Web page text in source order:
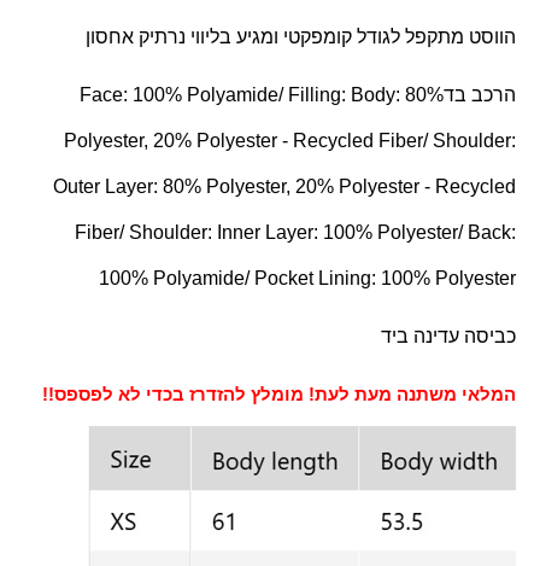
הווסט מתקפל לגודל קומפקטי ומגיע בליווי נרתיק אחסון
הרכב בדFace: 100% Polyamide/ Filling: Body: 80%
Polyester, 20% Polyester - Recycled Fiber/ Shoulder:
Outer Layer: 80% Polyester, 20% Polyester - Recycled
Fiber/ Shoulder: Inner Layer: 100% Polyester/ Back:
100% Polyamide/ Pocket Lining: 100% Polyester
כביסה עדינה ביד
המלאי משתנה מעת לעת! מומלץ להזדרז בכדי לא לפספס!!